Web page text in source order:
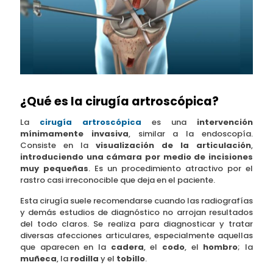
¿Qué es la cirugía artroscópica?
La cirugía artroscópica es una intervención
mínimamente invasiva, similar a la endoscopía.
Consiste en la visualización de la articulación,
introduciendo una cámara por medio de incisiones
muy pequeñas. Es un procedimiento atractivo por el
rastro casi irreconocible que deja en el paciente.
Esta cirugía suele recomendarse cuando las radiografías
y demás estudios de diagnóstico no arrojan resultados
del todo claros. Se realiza para diagnosticar y tratar
diversas afecciones articulares, especialmente aquellas
que aparecen en la cadera, el codo, el hombro; la
muñeca, la rodilla y el tobillo.